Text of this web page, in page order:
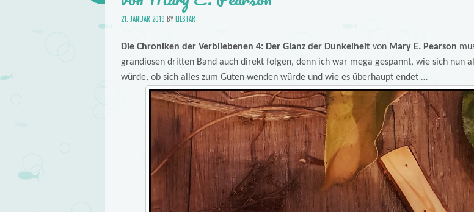
21. JANUAR 2019 BYLILSTAR
Die Chroniken der Verbliebenen 4: Der Glanz der Dunkelheit von Mary E. Pearson
grandiosen dritten Band auch direkt folgen, denn ich war mega gespannt, wie sich nun
würde, ob sich alles zum Guten wenden würde und wie es überhaupt endet …